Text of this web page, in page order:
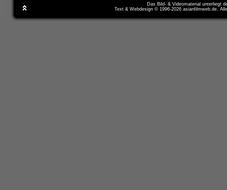
Das Bild- & Videomaterial unterliegt
Text & Webdesign © 1996-2026 asianfilmweb.de.